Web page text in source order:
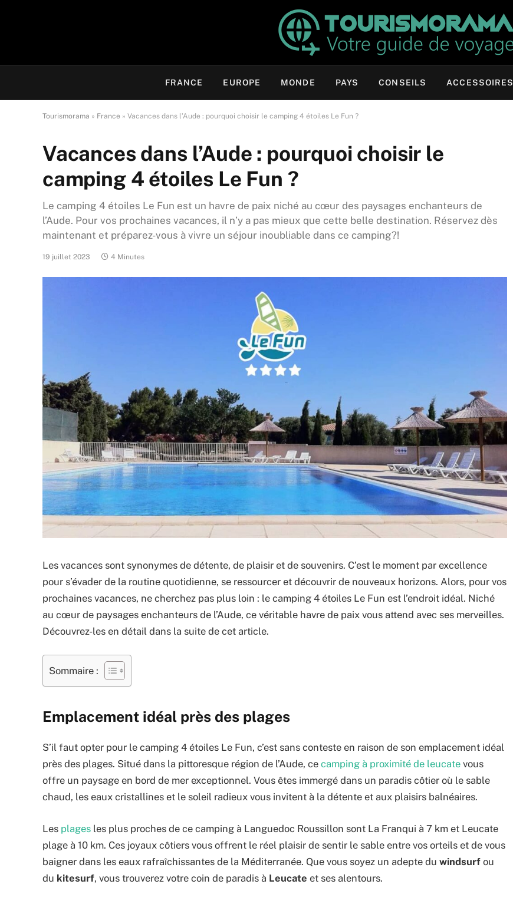
FRANCE EUROPE MONDE PAYS CONSEILS ACCESSOIRES
Tourismorama » France » Vacances dans l’Aude : pourquoi choisir le camping 4 étoiles Le Fun ?
Vacances dans l’Aude : pourquoi choisir le
camping 4 étoiles Le Fun ?
Le camping 4 étoiles Le Fun est un havre de paix niché au cœur des paysages enchanteurs de
l’Aude. Pour vos prochaines vacances, il n’y a pas mieux que cette belle destination. Réservez dès
maintenant et préparez-vous à vivre un séjour inoubliable dans ce camping?!
19 juillet 2023 4 Minutes
Les vacances sont synonymes de détente, de plaisir et de souvenirs. C’est le moment par excellence
pour s’évader de la routine quotidienne, se ressourcer et découvrir de nouveaux horizons. Alors, pour vos
prochaines vacances, ne cherchez pas plus loin : le camping 4 étoiles Le Fun est l’endroit idéal. Niché
au cœur de paysages enchanteurs de l’Aude, ce véritable havre de paix vous attend avec ses merveilles.
Découvrez-les en détail dans la suite de cet article.
Sommaire :
Emplacement idéal près des plages
S’il faut opter pour le camping 4 étoiles Le Fun, c’est sans conteste en raison de son emplacement idéal
près des plages. Situé dans la pittoresque région de l’Aude, ce camping à proximité de leucate vous
offre un paysage en bord de mer exceptionnel. Vous êtes immergé dans un paradis côtier où le sable
chaud, les eaux cristallines et le soleil radieux vous invitent à la détente et aux plaisirs balnéaires.
Les plages les plus proches de ce camping à Languedoc Roussillon sont La Franqui à 7 km et Leucate
plage à 10 km. Ces joyaux côtiers vous offrent le réel plaisir de sentir le sable entre vos orteils et de vous
baigner dans les eaux rafraîchissantes de la Méditerranée. Que vous soyez un adepte du windsurf ou
du kitesurf, vous trouverez votre coin de paradis à Leucate et ses alentours.